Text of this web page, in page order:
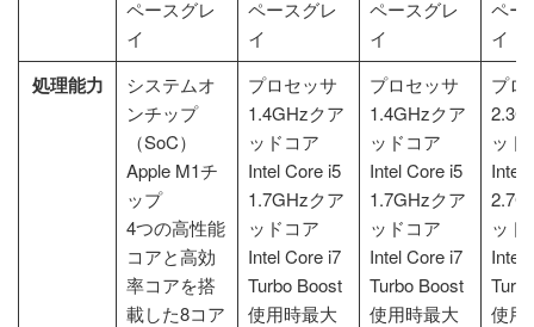
ペースグレ
イ
ペースグレ
イ
ペースグレ
イ
ペー
イ
処理能力
システムオ
ンチップ
（SoC）
Apple M1チ
ップ
4つの高性能
コアと高効
率コアを搭
載した8コア
プロセッサ
1.4GHzクア
ッドコア
Intel Core i5
1.7GHzクア
ッドコア
Intel Core i7
Turbo Boost
使用時最大
プロセッサ
1.4GHzクア
ッドコア
Intel Core i5
1.7GHzクア
ッドコア
Intel Core i7
Turbo Boost
使用時最大
プロ
ッド
Intel
ッド
Intel
使用